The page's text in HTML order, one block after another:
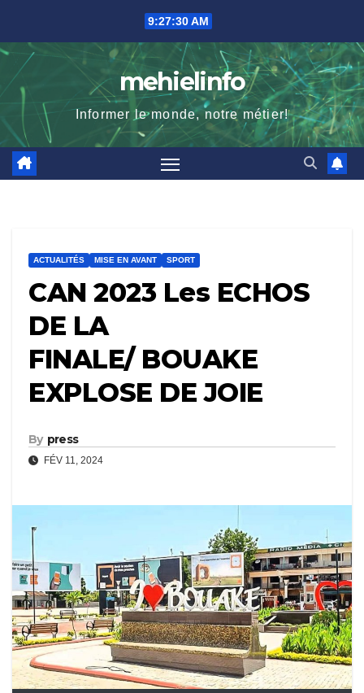
content
9:27:31 AM
mehielinfo
Informer le monde, notre métier!
ACTUALITÉS MISE EN AVANT SPORT
CAN 2023 Les ECHOS
DE LA
FINALE/ BOUAKE
EXPLOSE DE JOIE
By press
FÉV 11, 2024